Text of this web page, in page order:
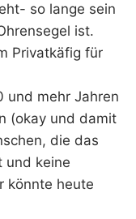
so lange sein
ist.
Privatkäfig für
und mehr Jahren
(okay und damit
die das
und keine
könnte heute